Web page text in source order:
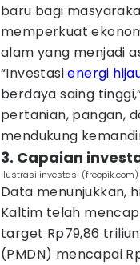
baru bagi
memperkuat
alam yang menjadi
“Investasienergi
berdaya saing
pertanian, pangan,
mendukung
3. Capaian
Ilustrasi investasi (freepik.com)
Data menunjukkan,
Kaltim telah
target Rp79,86
(PMDN) mencapai